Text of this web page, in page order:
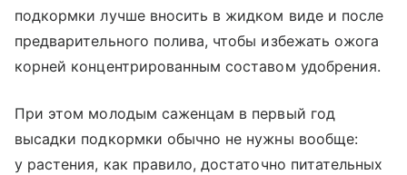
подкормки лучше вносить в жидком виде и после
предварительного полива, чтобы избежать ожога
корней концентрированным составом удобрения.
При этом молодым саженцам в первый год
высадки подкормки обычно не нужны вообще:
у растения, как правило, достаточно питательных